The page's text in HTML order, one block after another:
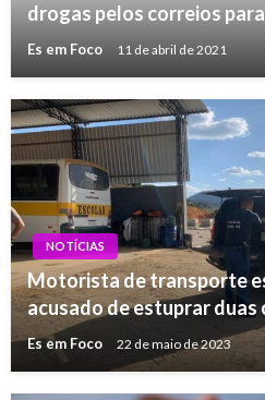
drogas pelos correios
Es em Foco 11 de abril de 2021
NOTÍCIAS
Motorista de transporte
acusado de estuprar duas
Es em Foco 22 de maio de 2023